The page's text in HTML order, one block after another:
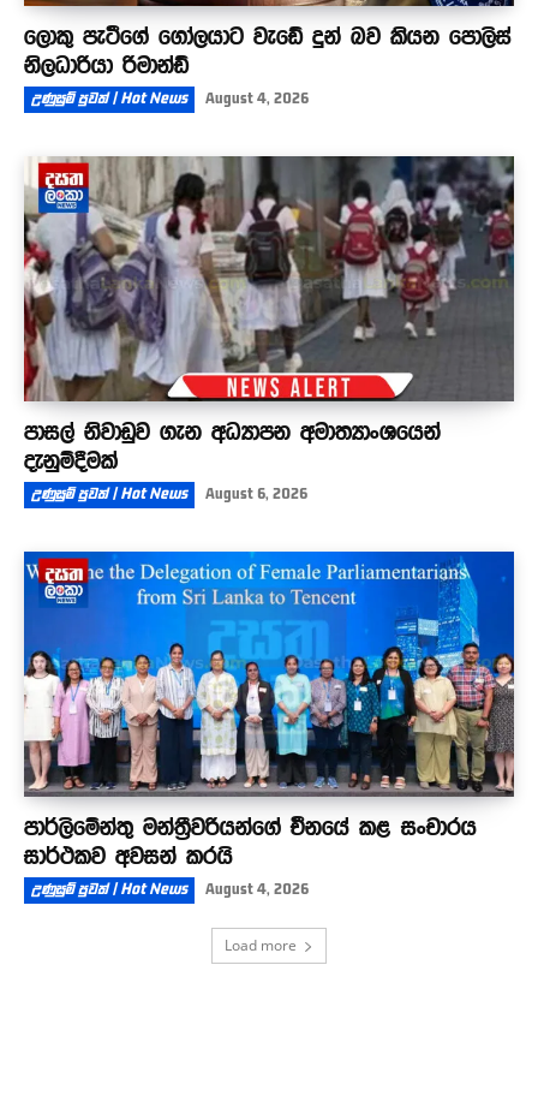
ලොකු පැටීගේ ගෝලයාට වැඩේ දුන් බව කියන පොලිස්
නිලධාරියා රිමාන්ඩ්
උණුසුම් පුවත් | Hot News August 4, 2026
පාසල් නිවාඩුව ගැන අධ්‍යාපන අමාත්‍යාංශයෙන්
දැනුම්දීමක්
උණුසුම් පුවත් | Hot News August 6, 2026
පාර්ලිමේන්තු මන්ත්‍රීවරියන්ගේ චීනයේ කළ සංචාරය
සාර්ථකව අවසන් කරයි
උණුසුම් පුවත් | Hot News August 4, 2026
Load more